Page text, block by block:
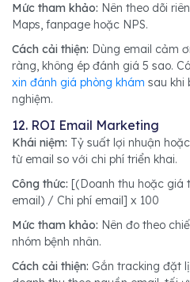
Mức tham khảo: Nên theo dõi
Maps, fanpage hoặc NPS.
Cách cải thiện: Dùng email cảm
ràng, không ép đánh giá 5 sao.
xin đánh giá phòng khám sau khi
nghiệm.
12. ROI Email Marketing
Khái niệm: Tỷ suất lợi nhuận
từ email so với chi phí triển khai.
Công thức: [(Doanh thu hoặc giá
email) / Chi phí email] x 100
Mức tham khảo: Nên đo theo
nhóm bệnh nhân.
Cách cải thiện: Gắn tracking đặt